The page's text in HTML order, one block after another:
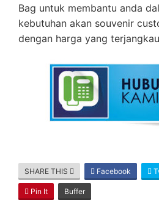
Bag untuk membantu anda
kebutuhan akan souvenir
dengan harga yang
SHARE THIS Facebook
Pin It Buffer